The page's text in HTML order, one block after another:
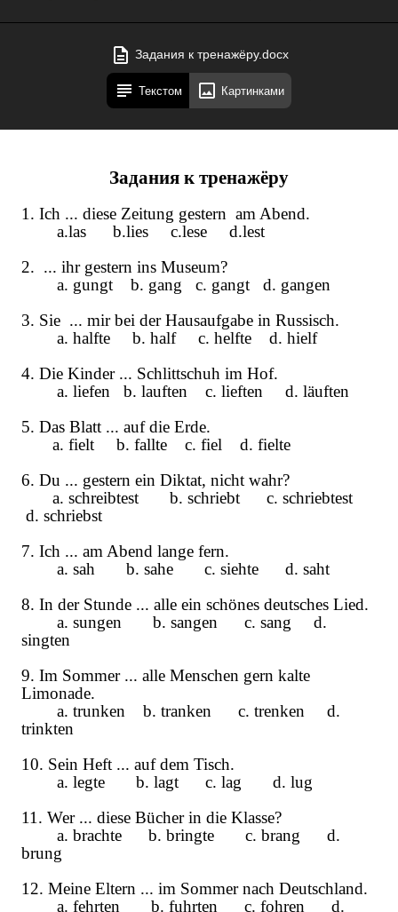
Задания к тренажёру.docx
Текстом Картинками
Задания к тренажёру
1. Ich ... diese Zeitung gestern am Abend.
a.las b.lies c.lese d.lest
2. ... ihr gestern ins Museum?
a. gungt b. gang c. gangt d. gangen
3. Sie ... mir bei der Hausaufgabe in Russisch.
a. halfte b. half c. helfte d. hielf
4. Die Kinder ... Schlittschuh im Hof.
a. liefen b. lauften c. lieften d. läuften
5. Das Blatt ... auf die Erde.
a. fielt b. fallte c. fiel d. fielte
6. Du ... gestern ein Diktat, nicht wahr?
a. schreibtest b. schriebt c. schriebtest
d. schriebst
7. Ich ... am Abend lange fern.
a. sah b. sahe c. siehte d. saht
8. In der Stunde ... alle ein schönes deutsches Lied.
a. sungen b. sangen c. sang d.
singten
9. Im Sommer ... alle Menschen gern kalte
Limonade.
a. trunken b. tranken c. trenken d.
trinkten
10. Sein Heft ... auf dem Tisch.
a. legte b. lagt c. lag d. lug
11. Wer ... diese Bücher in die Klasse?
a. brachte b. bringte c. brang d.
brung
12. Meine Eltern ... im Sommer nach Deutschland.
a. fehrten b. fuhrten c. fohren d.